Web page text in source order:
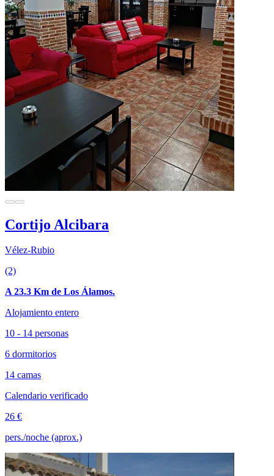
Cortijo Alcibara
Vélez-Rubio
(2)
A 23.3 Km de Los Álamos.
Alojamiento entero
10 - 14 personas
6 dormitorios
14 camas
Calendario verificado
26 €
pers./noche (aprox.)